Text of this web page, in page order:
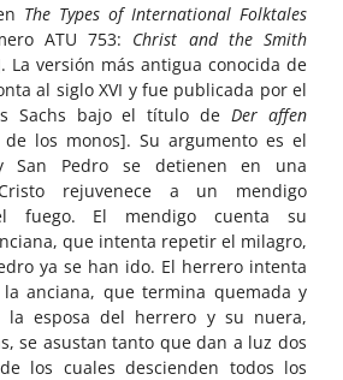
The Types of International Folktales
ATU 753: Christ and the Smith
La versión más antigua conocida de
al siglo XVI y fue publicada por el
Sachs bajo el título de Der affen
los monos]. Su argumento es el
San Pedro se detienen en una
rejuvenece a un mendigo
fuego. El mendigo cuenta su
que intenta repetir el milagro,
ya se han ido. El herrero intenta
anciana, que termina quemada y
la esposa del herrero y su nuera,
se asustan tanto que dan a luz dos
los cuales descienden todos los